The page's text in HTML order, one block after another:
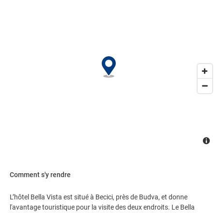
Comment s'y rendre
L’hôtel Bella Vista est situé à Becici, près de Budva, et donne
l'avantage touristique pour la visite des deux endroits. Le Bella